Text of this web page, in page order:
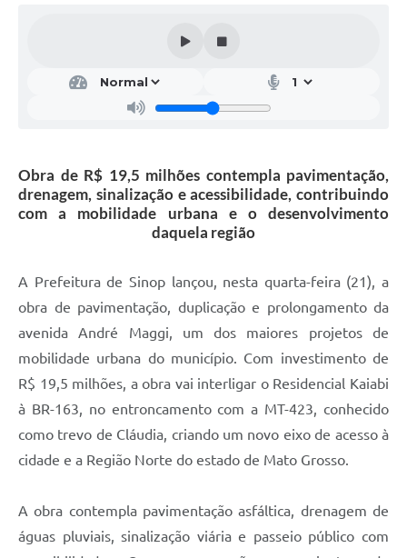
Obra de R$ 19,5 milhões contempla pavimentação,
drenagem, sinalização e acessibilidade, contribuindo
com a mobilidade urbana e o desenvolvimento
daquela região
A Prefeitura de Sinop lançou, nesta quarta-feira (21), a
obra de pavimentação, duplicação e prolongamento da
avenida André Maggi, um dos maiores projetos de
mobilidade urbana do município. Com investimento de
R$ 19,5 milhões, a obra vai interligar o Residencial Kaiabi
à BR-163, no entroncamento com a MT-423, conhecido
como trevo de Cláudia, criando um novo eixo de acesso à
cidade e a Região Norte do estado de Mato Grosso.
A obra contempla pavimentação asfáltica, drenagem de
águas pluviais, sinalização viária e passeio público com